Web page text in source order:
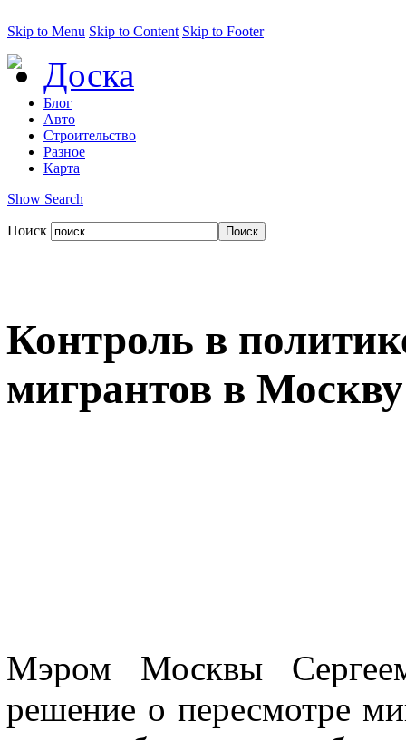
Skip to Menu Skip to Content Skip to Footer
Доска
Блог
Авто
Строительство
Разное
Карта
Show Search
Поиск
Контроль в
мигрантов в Москву
Мэром Москвы
решение о пересмотре